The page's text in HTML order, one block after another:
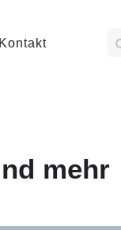
Kontakt
mehr